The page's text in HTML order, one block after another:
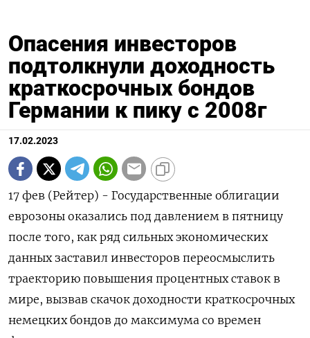
Опасения инвесторов
подтолкнули доходность
краткосрочных бондов
Германии к пику с 2008г
17.02.2023
17 фев (Рейтер) - Государственные облигации
еврозоны оказались под давлением в пятницу
после того, как ряд сильных экономических
данных заставил инвесторов переосмыслить
траекторию повышения процентных ставок в
мире, вызвав скачок доходности краткосрочных
немецких бондов до максимума со времен